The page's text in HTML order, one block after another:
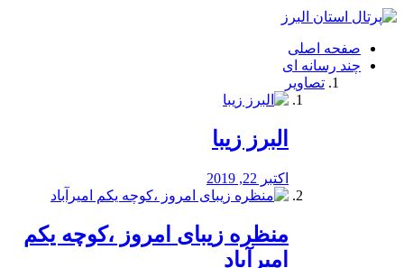
فصد
شرق
تهران
خشکشویی
صفحه اصلی
چند رسانه ای
تصاویر
البرز زیبا
اکتبر 22, 2019
منظره‌‌ زیبای امروز ،کوچه یکم
امیرآباد